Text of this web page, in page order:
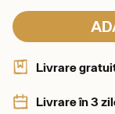
Livrare
Livrare în 3